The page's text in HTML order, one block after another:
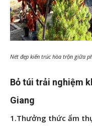
Nét đẹp kiến trúc hòa trộn giữa
Bỏ túi trải nghiệm
Giang
1.Thưởng thức ẩm